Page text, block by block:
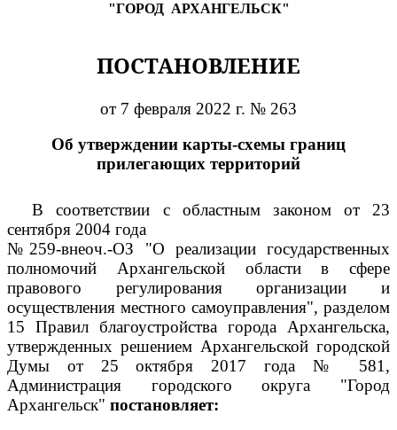
"ГОРОД АРХАНГЕЛЬСК"
ПОСТАНОВЛЕНИЕ
от 7 февраля 2022 г. № 263
Об утверждении карты-схемы границ
прилегающих территорий
В соответствии с областным законом от 23
сентября 2004 года
№259-внеоч.-ОЗ "О реализации государственных
полномочий Архангельской области в сфере
правового регулирования организации и
осуществления местного самоуправления", разделом
15 Правил благоустройства города Архангельска,
утвержденных решением Архангельской городской
Думы от 25 октября 2017 года № 581,
Администрация городского округа "Город
Архангельск" постановляет: